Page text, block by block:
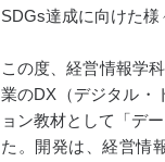
SDGs達成に向けた様
この度、経営情報学
業のDX（デジタル・
ョン教材として「デ
た。開発は、経営情